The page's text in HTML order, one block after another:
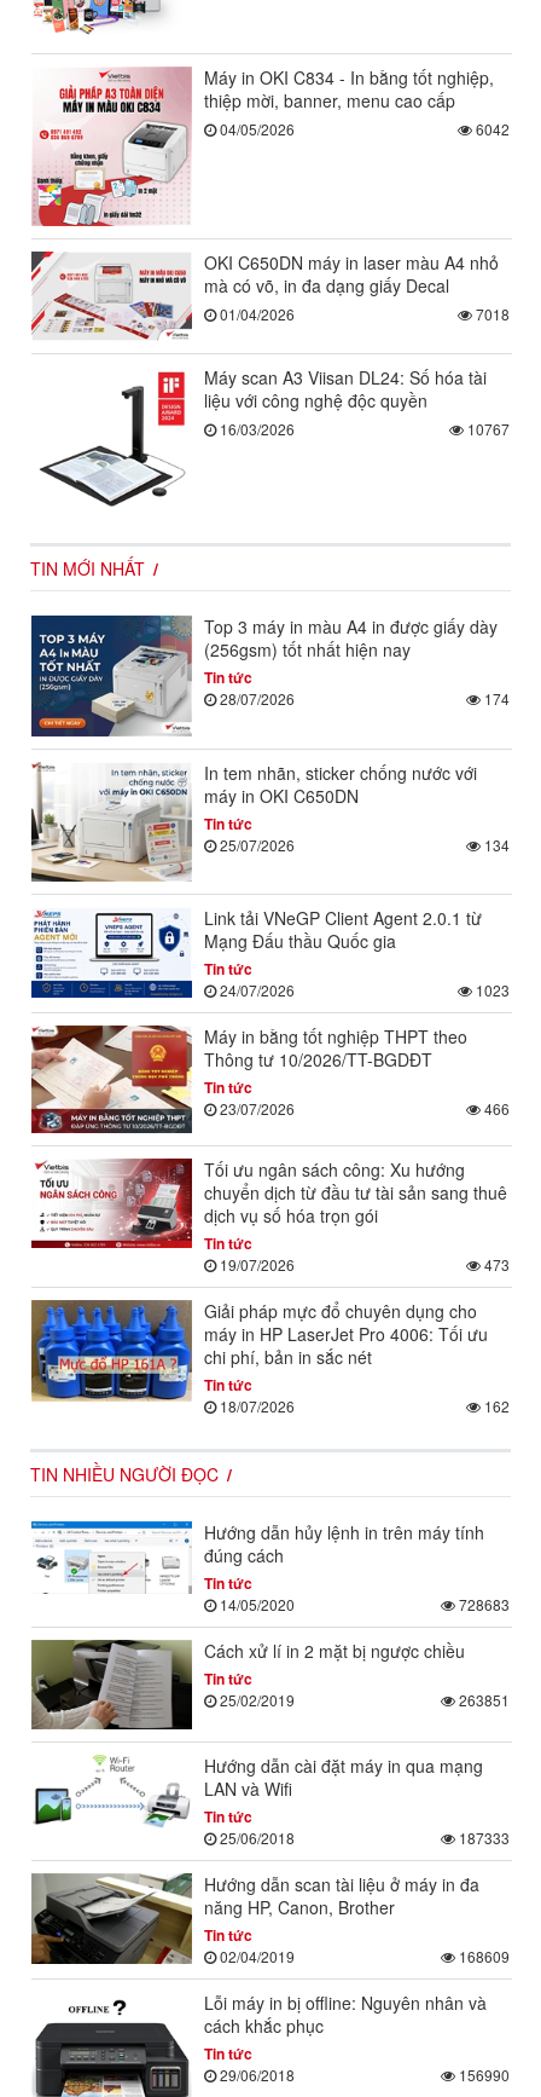
Máy in OKI C834 - In bằng tốt nghiệp,
thiệp mời, banner, menu cao cấp
04/05/2026 6042
OKI C650DN máy in laser màu A4 nhỏ
mà có võ, in đa dạng giấy Decal
01/04/2026 7018
Máy scan A3 Viisan DL24: Số hóa tài
liệu với công nghệ độc quyền
16/03/2026 10767
TIN MỚI NHẤT
Top 3 máy in màu A4 in được giấy dày
(256gsm) tốt nhất hiện nay
Tin tức
28/07/2026 174
In tem nhãn, sticker chống nước với
máy in OKI C650DN
Tin tức
25/07/2026 134
Link tải VNeGP Client Agent 2.0.1 từ
Mạng Đấu thầu Quốc gia
Tin tức
24/07/2026 1023
Máy in bằng tốt nghiệp THPT theo
Thông tư 10/2026/TT-BGDĐT
Tin tức
23/07/2026 466
Tối ưu ngân sách công: Xu hướng
chuyển dịch từ đầu tư tài sản sang thuê
dịch vụ số hóa trọn gói
Tin tức
19/07/2026 473
Giải pháp mực đổ chuyên dụng cho
máy in HP LaserJet Pro 4006: Tối ưu
chi phí, bản in sắc nét
Tin tức
18/07/2026 162
TIN NHIỀU NGƯỜI ĐỌC
Hướng dẫn hủy lệnh in trên máy tính
đúng cách
Tin tức
14/05/2020 728683
Cách xử lí in 2 mặt bị ngược chiều
Tin tức
25/02/2019 263851
Hướng dẫn cài đặt máy in qua mạng
LAN và Wifi
Tin tức
25/06/2018 187333
Hướng dẫn scan tài liệu ở máy in đa
năng HP, Canon, Brother
Tin tức
02/04/2019 168609
Lỗi máy in bị offline: Nguyên nhân và
cách khắc phục
Tin tức
29/06/2018 156990